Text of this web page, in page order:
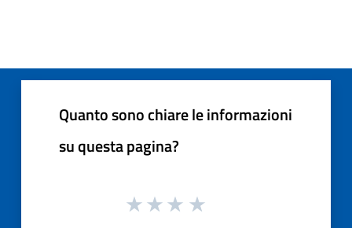
Quanto sono chiare le informazioni
su questa pagina?